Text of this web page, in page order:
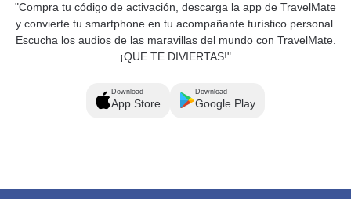
"Compra tu código de activación, descarga la app de TravelMate
y convierte tu smartphone en tu acompañante turístico personal.
Escucha los audios de las maravillas del mundo con TravelMate.
¡QUE TE DIVIERTAS!"
Download
App Store
Download
Google Play